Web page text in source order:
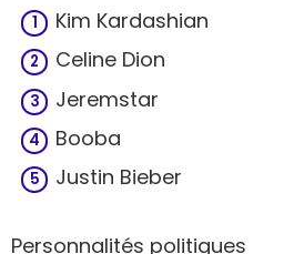
Kim Kardashian
Celine Dion
Jeremstar
Booba
Justin Bieber
Personnalités politiques